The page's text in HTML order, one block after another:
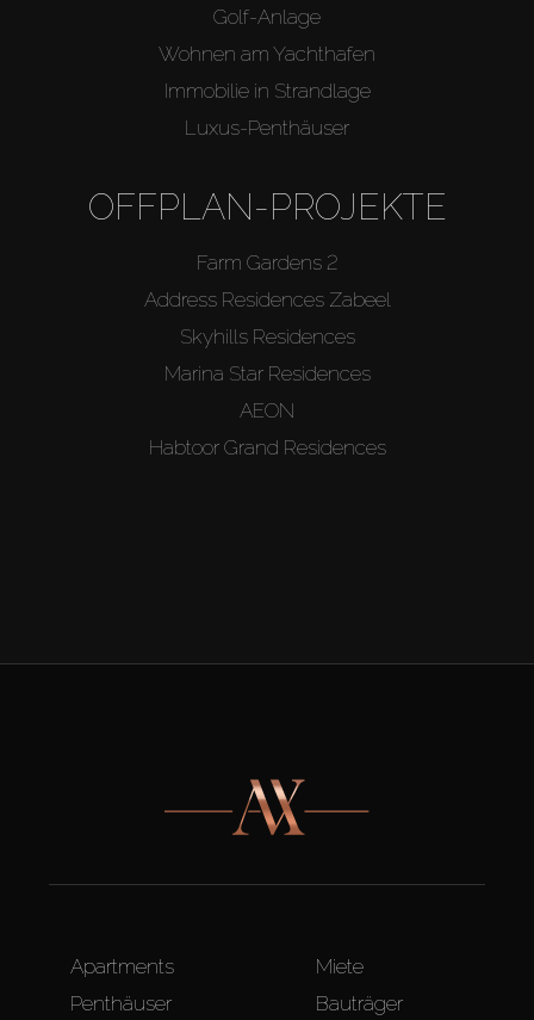
Golf-Anlage
Wohnen am Yachthafen
Immobilie in Strandlage
Luxus-Penthäuser
OFFPLAN-PROJEKTE
Farm Gardens 2
Address Residences Zabeel
Skyhills Residences
Marina Star Residences
AEON
Habtoor Grand Residences
Apartments
Penthäuser
Miete
Bauträger